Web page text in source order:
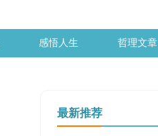
感悟人生 哲理文章
最新推荐